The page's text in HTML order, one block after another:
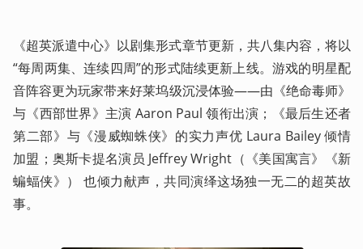
《超英派遣中心》以剧集形式章节更新，共八集内容，将以
“每周两集、连续四周”的形式陆续更新上线。游戏的明星配
音阵容更为玩家带来好莱坞级沉浸体验——由《绝命毒师》
与《西部世界》主演 Aaron Paul 领衔出演；《最后生还者
第二部》与《漫威蜘蛛侠》的实力声优 Laura Bailey 倾情
加盟；奥斯卡提名演员 Jeffrey Wright（《美国寓言》《新
蝙蝠侠》） 也倾力献声，共同演绎这场独一无二的超英故
事。